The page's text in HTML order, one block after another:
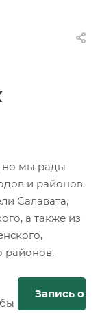
но мы рады
и районов.
Салавата,
а также из
районов.
Запись